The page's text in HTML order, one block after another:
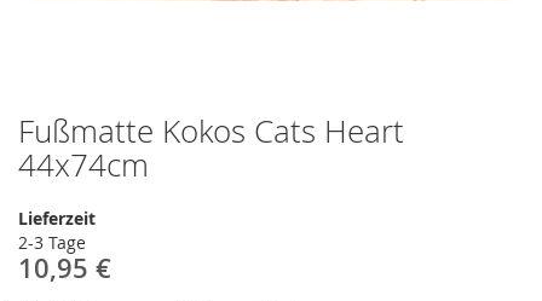
Fußmatte Kokos Cats Heart
44x74cm
Lieferzeit
2-3 Tage
10,95 €
Zum
Anfang
der
springen